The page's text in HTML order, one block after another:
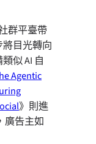
群平臺帶
目光轉向
似 AI 自
Agentic
》則進
廣告主如